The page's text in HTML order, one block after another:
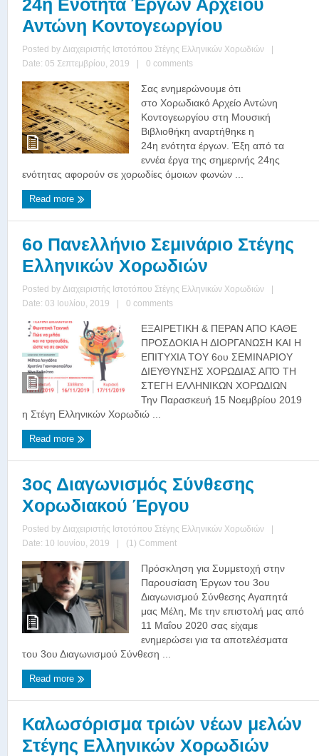
24η Ενότητα Έργων Αρχείου
Αντώνη Κοντογεωργίου
Posted by Διαχειριστής Ιστοτόπου Στέγης Ελληνικών Χορωδιών
|
Date: 05 Σεπτεμβρίου, 2019
| 0 comments
Σας ενημερώνουμε ότι
στο Χορωδιακό Αρχείο Αντώνη
Κοντογεωργίου στη Μουσική
Βιβλιοθήκη αναρτήθηκε η
24η ενότητα έργων. Έξη από τα
εννέα έργα της σημερινής 24ης
ενότητας αφορούν σε χορωδίες όμοιων φωνών ...
Read more
6o Πανελλήνιο Σεμινάριο Στέγης
Ελληνικών Χορωδιών
Posted by Διαχειριστής Ιστοτόπου Στέγης Ελληνικών Χορωδιών
|
Date: 03 Ιουλίου, 2019
| 0 comments
ΕΞΑΙΡΕΤΙΚΗ & ΠΕΡΑΝ ΑΠΟ ΚΑΘΕ
ΠΡΟΣΔΟΚΙΑ Η ΔΙΟΡΓΑΝΩΣΗ ΚΑΙ Η
ΕΠΙΤΥΧΙΑ ΤΟΥ 6ου ΣΕΜΙΝΑΡΙΟΥ
ΔΙΕΥΘΥΝΣΗΣ ΧΟΡΩΔΙΑΣ ΑΠΌ ΤΗ
ΣΤΕΓΗ ΕΛΛΗΝΙΚΩΝ ΧΟΡΩΔΙΩΝ
Την Παρασκευή 15 Νοεμβρίου 2019
η Στέγη Ελληνικών Χορωδιώ ...
Read more
3ος Διαγωνισμός Σύνθεσης
Χορωδιακού Έργου
Posted by Διαχειριστής Ιστοτόπου Στέγης Ελληνικών Χορωδιών
|
Date: 10 Ιουνίου, 2019
| (1) Comment
Πρόσκληση για Συμμετοχή στην
Παρουσίαση Έργων του 3ου
Διαγωνισμού Σύνθεσης Αγαπητά
μας Μέλη, Με την επιστολή μας από
11 Μαΐου 2020 σας είχαμε
ενημερώσει για τα αποτελέσματα
του 3ου Διαγωνισμού Σύνθεση ...
Read more
Καλωσόρισμα τριών νέων μελών
Στέγης Ελληνικών Χορωδιών